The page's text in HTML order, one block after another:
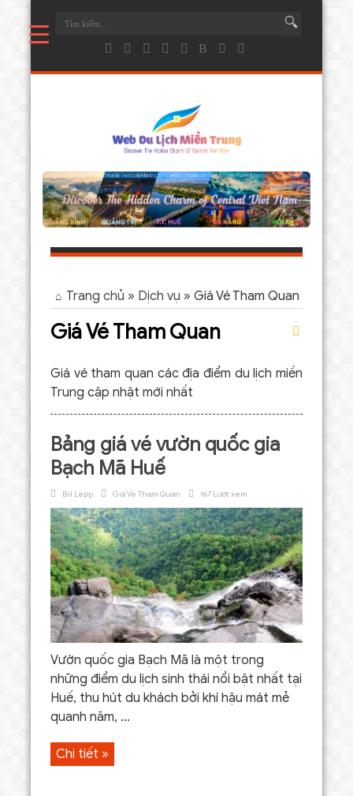
Trang chủ » Dịch vụ » Giá Vé Tham Quan
Giá Vé Tham Quan
Giá vé tham quan các địa điểm du lịch miền
Trung cập nhật mới nhất
Bảng giá vé vườn quốc gia
Bạch Mã Huế
Bil Lepp Giá Vé Tham Quan 167 Lượt xem
Vườn quốc gia Bạch Mã là một trong
những điểm du lịch sinh thái nổi bật nhất tại
Huế, thu hút du khách bởi khí hậu mát mẻ
quanh năm, ...
Chi tiết »